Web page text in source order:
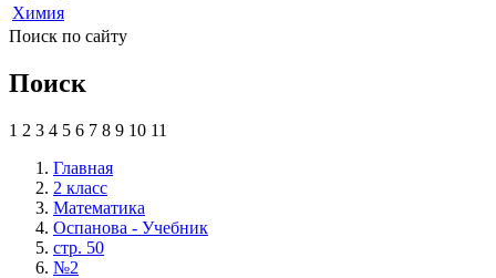
Химия
Поиск по сайту
Поиск
1 2 3 4 5 6 7 8 9 10 11
Главная
2 класс
Математика
Оспанова - Учебник
стр. 50
№2